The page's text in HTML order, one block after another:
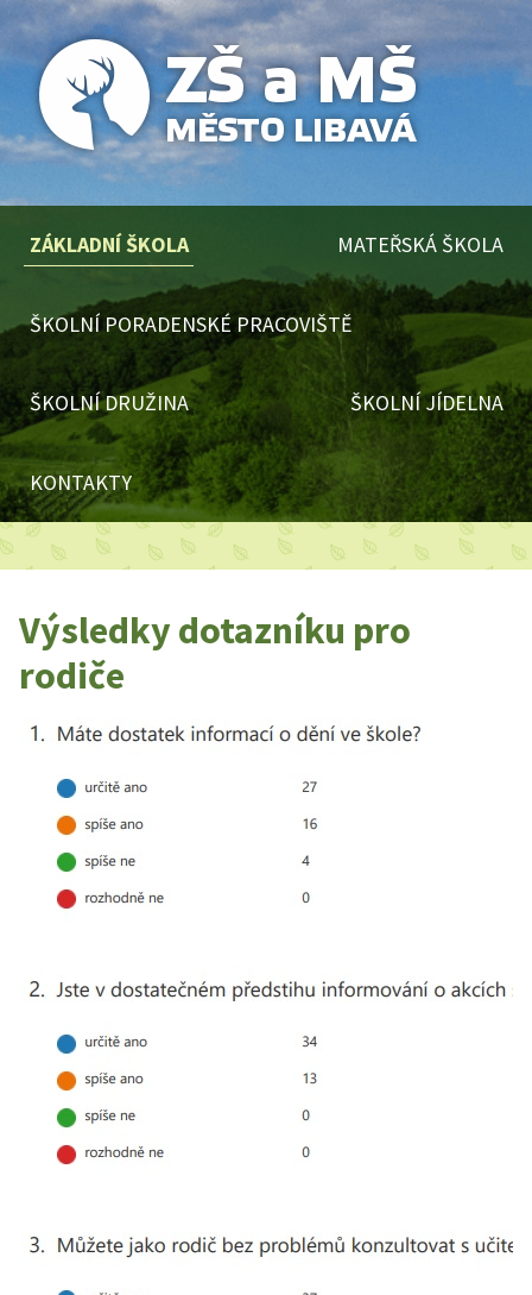
ZÁKLADNÍ ŠKOLA MATEŘSKÁ ŠKOLA
ŠKOLNÍ PORADENSKÉ PRACOVIŠTĚ
ŠKOLNÍ DRUŽINA ŠKOLNÍ JÍDELNA
KONTAKTY
Výsledky dotazníku pro
rodiče